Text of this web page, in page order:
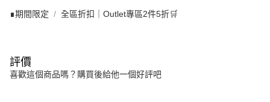
∎期間限定 全區折扣｜Outlet專區2件5折🛒
評價
喜歡這個商品嗎？購買後給他一個好評吧